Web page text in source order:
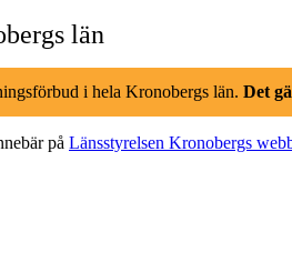
län
i hela Kronobergs län. Det
på Länsstyrelsen Kronobergs